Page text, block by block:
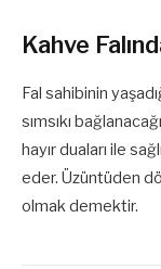
Kahve
Fal sahibinin
sımsıkı
hayır duaları ile
eder. Üzüntüden
olmak demektir.